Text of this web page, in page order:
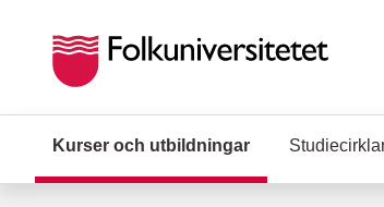
Kurser och utbildningar (Aktuell sida)